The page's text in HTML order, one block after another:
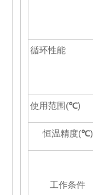
循环性能
使用范围 (℃)
恒温精度(℃)
工作条件